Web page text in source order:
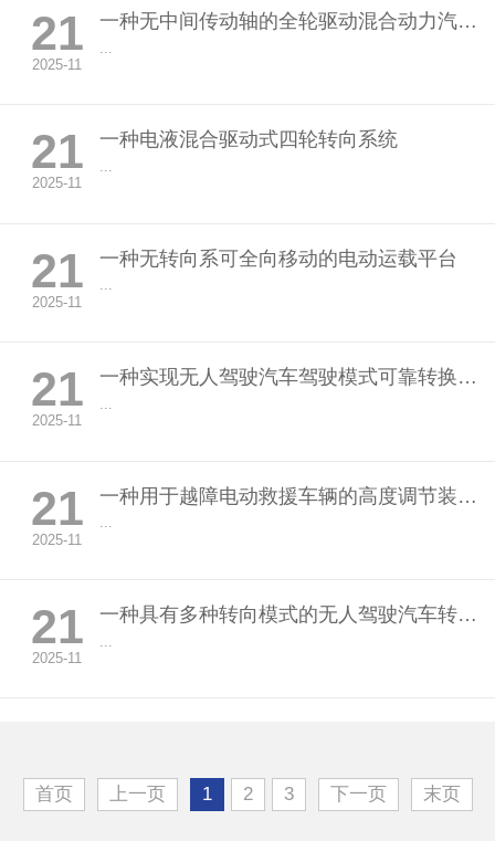
21
2025-11
一种无中间传动轴的全轮驱动混合动力汽车的专用底盘
21
2025-11
一种电液混合驱动式四轮转向系统
...
21
2025-11
一种无转向系可全向移动的电动运载平台
...
21
2025-11
一种实现无人驾驶汽车驾驶模式可靠转换的方向盘
21
2025-11
一种用于越障电动救援车辆的高度调节装置和越障电动救援车辆
...
21
2025-11
一种具有多种转向模式的无人驾驶汽车转向装置
首页 上一页 1 2 3 下一页 末页